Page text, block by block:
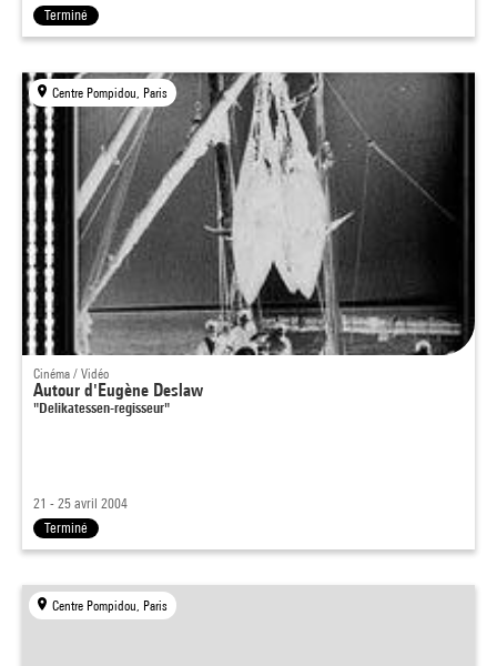
Terminé
Centre Pompidou, Paris
Cinéma / Vidéo
Autour d'Eugène Deslaw
"Delikatessen-regisseur"
21 - 25 avril 2004
Terminé
Centre Pompidou, Paris